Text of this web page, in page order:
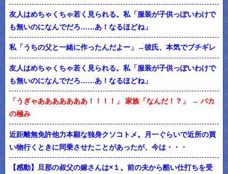
友人はめちゃくちゃ若く見られる。私「服装が子供っぽいわけで
も無いのになんでだろ……あ！なるほどね」
私「うちの父と一緒に作ったんだよー」→彼氏、本気でブチギレ
友人はめちゃくちゃ若く見られる。私「服装が子供っぽいわけで
も無いのになんでだろ……あ！なるほどね」
「うぎゃあああああああ！！！！」 家族「なんだ！？」 → バカ
の極み
近距離無免許他力本願な独身クソコトメ。月一ぐらいで近所の買
い物行くときに同乗させたことがあったが、今は・・・
【感動】旦那の叔父の嫁さんは×１。前の夫から酷い仕打ちを受